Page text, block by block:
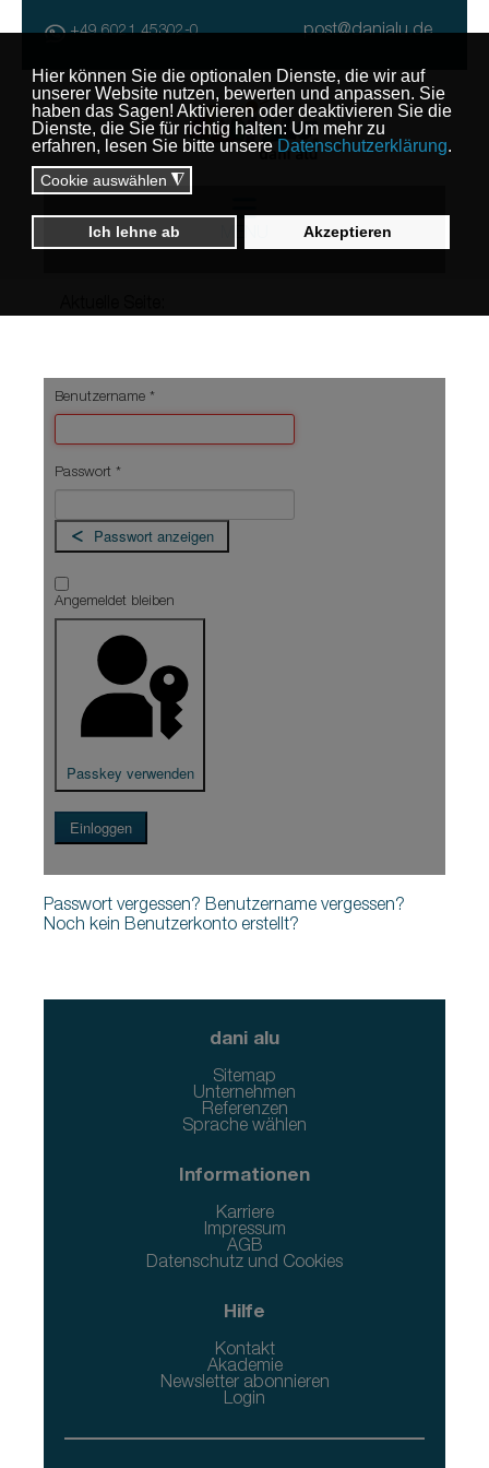
+49 6021 45302-0 post@danialu.de
Benutzername *
Passwort *
Passwort anzeigen
Angemeldet bleiben
Passkey verwenden
Einloggen
Passwort vergessen? Benutzername vergessen?
Noch kein Benutzerkonto erstellt?
dani alu
Sitemap
Unternehmen
Referenzen
Sprache wählen
Informationen
Karriere
Impressum
AGB
Datenschutz und Cookies
Hilfe
Kontakt
Akademie
Newsletter abonnieren
Login